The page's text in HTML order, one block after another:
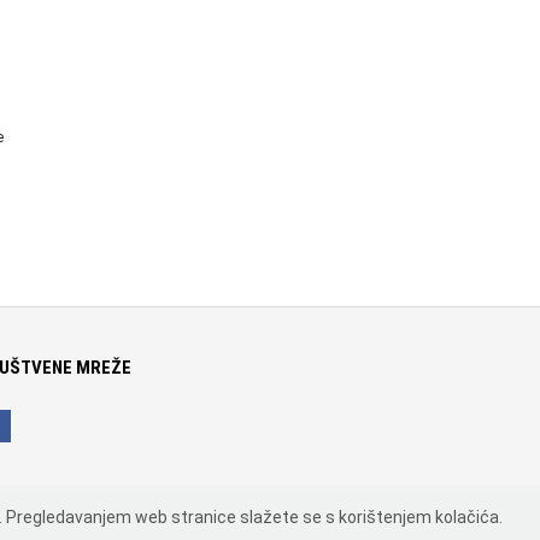
. Pregledavanjem web stranice slažete se s korištenjem kolačića.
MREŽE